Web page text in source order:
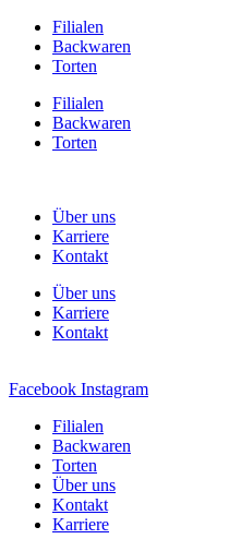
Filialen
Backwaren
Torten
Filialen
Backwaren
Torten
Über uns
Karriere
Kontakt
Über uns
Karriere
Kontakt
Facebook Instagram
Filialen
Backwaren
Torten
Über uns
Kontakt
Karriere